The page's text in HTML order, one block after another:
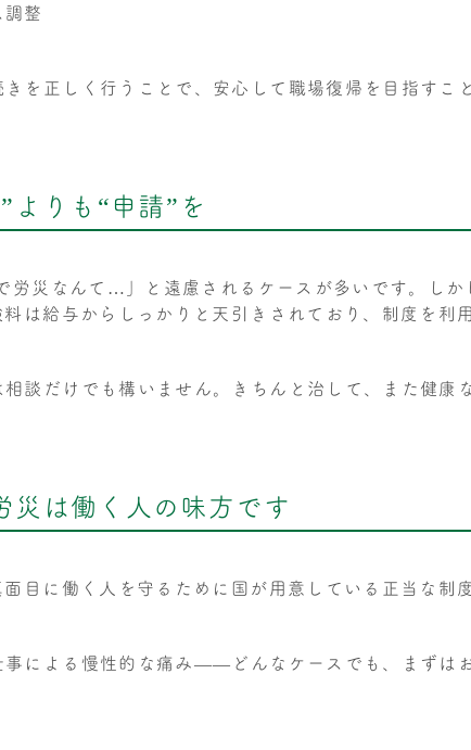
整
を正しく行うことで、安心して職場復帰を目指すこ
よりも“申請”を
労災なんて…」と遠慮されるケースが多いです。し
は給与からしっかりと天引きされており、制度を利
だけでも構いません。きちんと治して、また健康
災は働く人の味方です
目に働く人を守るために国が用意している正当な制度
による慢性的な痛み――どんなケースでも、まずは